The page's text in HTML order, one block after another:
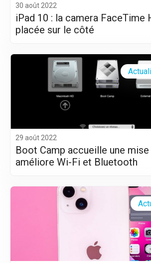
30 août 2022
iPad 10 : la camera FaceTime
placée sur le côté
29 août 2022
Boot Camp accueille une
améliore Wi-Fi et Bluetooth